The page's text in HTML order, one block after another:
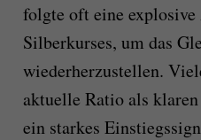
folgte oft eine explosive
Silberkurses, um das
wiederherzustellen.
aktuelle Ratio als
ein starkes